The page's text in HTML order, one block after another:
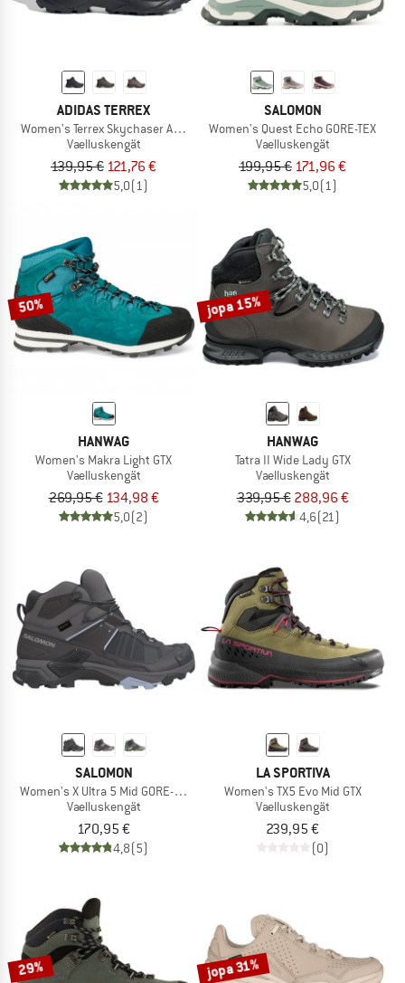
ADIDAS TERREX
Women's Terrex Skychaser AX5 Mid GORE-TEX
Vaelluskengät
139,95 € 121,76 €
5,0(1)
SALOMON
Women's Quest Echo GORE-TEX
Vaelluskengät
199,95 € 171,96 €
5,0(1)
50%
HANWAG
Women's Makra Light GTX
Vaelluskengät
269,95 € 134,98 €
5,0(2)
jopa 15%
HANWAG
Tatra II Wide Lady GTX
Vaelluskengät
339,95 € 288,96 €
4,6(21)
SALOMON
Women's X Ultra 5 Mid GORE-TEX
Vaelluskengät
170,95 €
4,8(5)
LA SPORTIVA
Women's TX5 Evo Mid GTX
Vaelluskengät
239,95 €
(0)
29% jopa 31%